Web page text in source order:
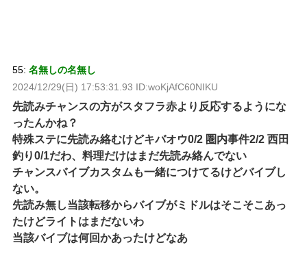
55: 名無しの名無し
2024/12/29(日) 17:53:31.93 ID:woKjAfC60NIKU
先読みチャンスの方がスタフラ赤より反応するようにな
ったんかね？
特殊ステに先読み絡むけどキバオウ0/2 圏内事件2/2 西田
釣り0/1だわ、料理だけはまだ先読み絡んでない
チャンスバイブカスタムも一緒につけてるけどバイブし
ない。
先読み無し当該転移からバイブがミドルはそこそこあっ
たけどライトはまだないわ
当該バイブは何回かあったけどなあ